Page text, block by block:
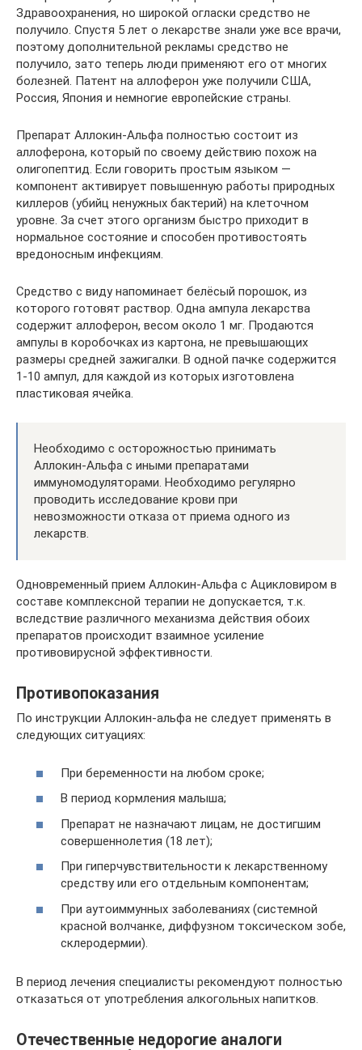
Здравоохранения, но широкой огласки средство не
получило. Спустя 5 лет о лекарстве знали уже все врачи,
поэтому дополнительной рекламы средство не
получило, зато теперь люди применяют его от многих
болезней. Патент на аллоферон уже получили США,
Россия, Япония и немногие европейские страны.
Препарат Аллокин-Альфа полностью состоит из
аллоферона, который по своему действию похож на
олигопептид. Если говорить простым языком —
компонент активирует повышенную работы природных
киллеров (убийц ненужных бактерий) на клеточном
уровне. За счет этого организм быстро приходит в
нормальное состояние и способен противостоять
вредоносным инфекциям.
Средство с виду напоминает белёсый порошок, из
которого готовят раствор. Одна ампула лекарства
содержит аллоферон, весом около 1 мг. Продаются
ампулы в коробочках из картона, не превышающих
размеры средней зажигалки. В одной пачке содержится
1-10 ампул, для каждой из которых изготовлена
пластиковая ячейка.
Необходимо с осторожностью принимать
Аллокин-Альфа с иными препаратами
иммуномодуляторами. Необходимо регулярно
проводить исследование крови при
невозможности отказа от приема одного из
лекарств.
Одновременный прием Аллокин-Альфа с Ацикловиром в
составе комплексной терапии не допускается, т.к.
вследствие различного механизма действия обоих
препаратов происходит взаимное усиление
противовирусной эффективности.
Противопоказания
По инструкции Аллокин-альфа не следует применять в
следующих ситуациях:
При беременности на любом сроке;
В период кормления малыша;
Препарат не назначают лицам, не достигшим
совершеннолетия (18 лет);
При гиперчувствительности к лекарственному
средству или его отдельным компонентам;
При аутоиммунных заболеваниях (системной
красной волчанке, диффузном токсическом зобе,
склеродермии).
В период лечения специалисты рекомендуют полностью
отказаться от употребления алкогольных напитков.
Отечественные недорогие аналоги